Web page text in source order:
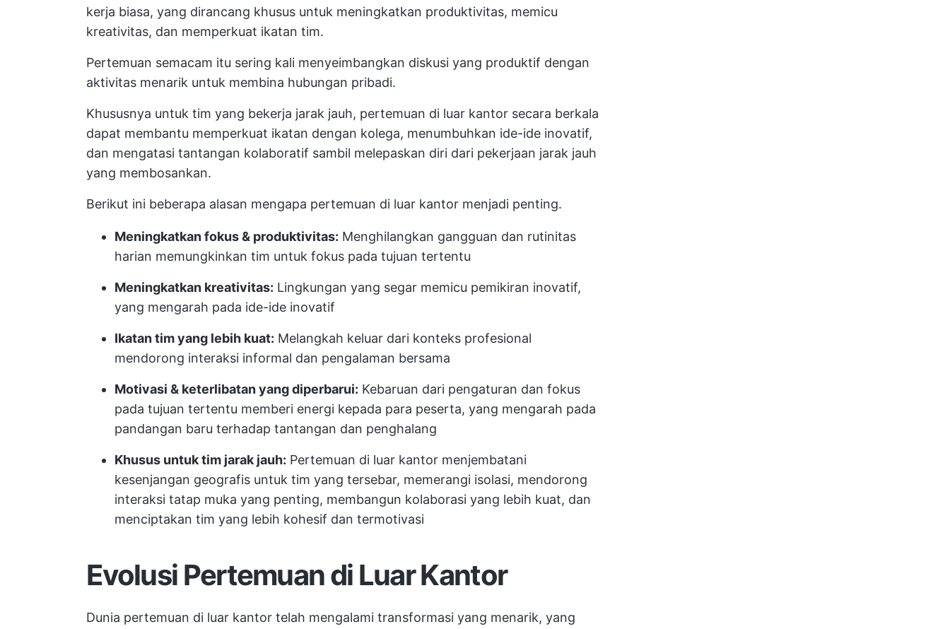
kerja biasa, yang dirancang khusus untuk meningkatkan produktivitas, memicu
kreativitas, dan memperkuat ikatan tim.
Pertemuan semacam itu sering kali menyeimbangkan diskusi yang produktif dengan
aktivitas menarik untuk membina hubungan pribadi.
Khususnya untuk tim yang bekerja jarak jauh, pertemuan di luar kantor secara berkala
dapat membantu memperkuat ikatan dengan kolega, menumbuhkan ide-ide inovatif,
dan mengatasi tantangan kolaboratif sambil melepaskan diri dari pekerjaan jarak jauh
yang membosankan.
Berikut ini beberapa alasan mengapa pertemuan di luar kantor menjadi penting.
Meningkatkan fokus & produktivitas: Menghilangkan gangguan dan rutinitas
harian memungkinkan tim untuk fokus pada tujuan tertentu
Meningkatkan kreativitas: Lingkungan yang segar memicu pemikiran inovatif,
yang mengarah pada ide-ide inovatif
Ikatan tim yang lebih kuat: Melangkah keluar dari konteks profesional
mendorong interaksi informal dan pengalaman bersama
Motivasi & keterlibatan yang diperbarui: Kebaruan dari pengaturan dan fokus
pada tujuan tertentu memberi energi kepada para peserta, yang mengarah pada
pandangan baru terhadap tantangan dan penghalang
Khusus untuk tim jarak jauh: Pertemuan di luar kantor menjembatani
kesenjangan geografis untuk tim yang tersebar, memerangi isolasi, mendorong
interaksi tatap muka yang penting, membangun kolaborasi yang lebih kuat, dan
menciptakan tim yang lebih kohesif dan termotivasi
Evolusi Pertemuan di Luar Kantor
Dunia pertemuan di luar kantor telah mengalami transformasi yang menarik, yang